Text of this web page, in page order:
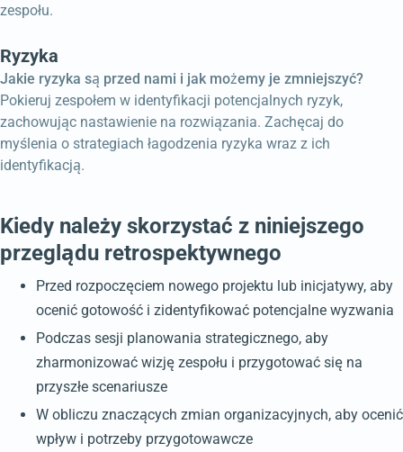
zespołu.
Ryzyka
Jakie ryzyka są przed nami i jak możemy je zmniejszyć?
Pokieruj zespołem w identyfikacji potencjalnych ryzyk,
zachowując nastawienie na rozwiązania. Zachęcaj do
myślenia o strategiach łagodzenia ryzyka wraz z ich
identyfikacją.
Kiedy należy skorzystać z niniejszego
przeglądu retrospektywnego
Przed rozpoczęciem nowego projektu lub inicjatywy, aby
ocenić gotowość i zidentyfikować potencjalne wyzwania
Podczas sesji planowania strategicznego, aby
zharmonizować wizję zespołu i przygotować się na
przyszłe scenariusze
W obliczu znaczących zmian organizacyjnych, aby ocenić
wpływ i potrzeby przygotowawcze